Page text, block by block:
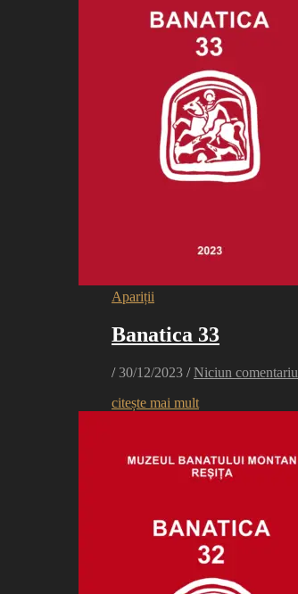
Apariții
Banatica 33
/ 30/12/2023 / Niciun comentariu
citește mai mult